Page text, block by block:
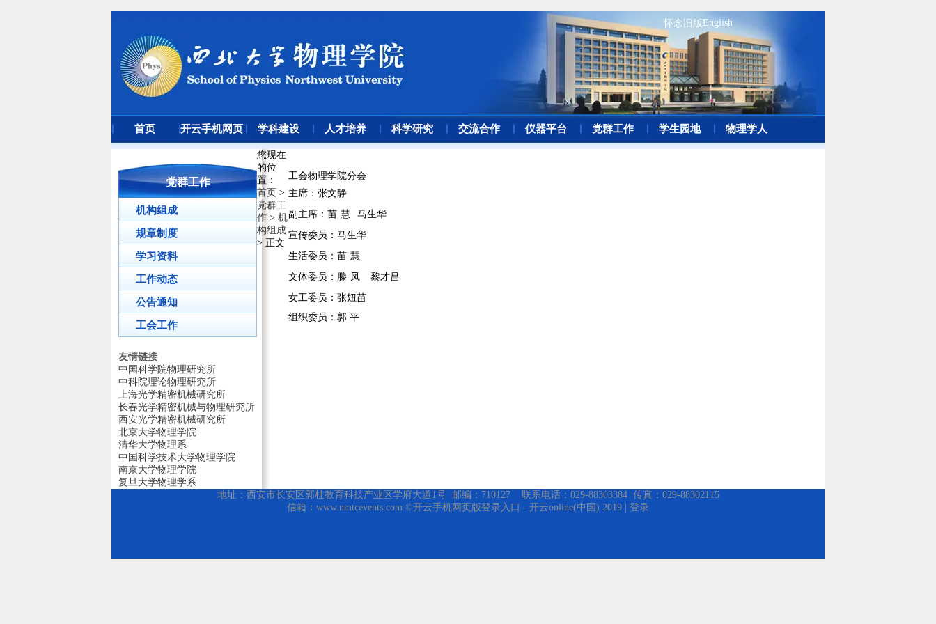
工会物理学院分会
主席 ： 张文静
副主席 ： 苗 慧
马生华
宣传委员：马生华
生活委员 ： 苗 慧
文体委员 ： 滕 凤
黎才昌
女工委员 ： 张妞苗
组织委员 ： 郭 平
党群工作
机构组成
规章制度
学习资料
工作动态
公告通知
工会工作
友情链接
中国科学院物理研究所
中科院理论物理研究所
上海光学精密机械研究所
长春光学精密机械与物理研究所
西安光学精密机械研究所
北京大学物理学院
清华大学物理系
中国科学技术大学物理学院
南京大学物理学院
复旦大学物理学系
您现在
的位
置 ：
首页 >
党群工
作 > 机
构组成
> 正文
首页 开云手机网页 学科建设 人才培养 科学研究 交流合作 仪器平台 党群工作 学生园地 物理学人
怀念旧版English
地址：西安市长安区郭杜教育科技产业区学府大道1号 邮编：710127 联系电话：029-88303384 传真：029-88302115
信箱：www.nmtcevents.com ©开云手机网页版登录入口 - 开云online(中国) 2019 | 登录